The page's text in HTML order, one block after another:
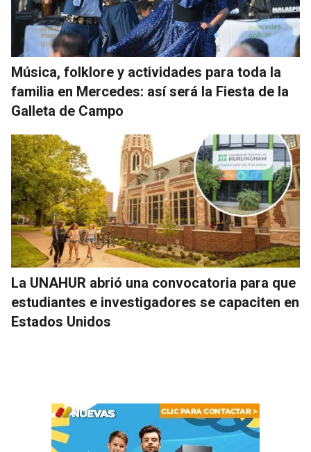
Música, folklore y actividades para toda la
familia en Mercedes: así será la Fiesta de la
Galleta de Campo
La UNAHUR abrió una convocatoria para que
estudiantes e investigadores se capaciten en
Estados Unidos